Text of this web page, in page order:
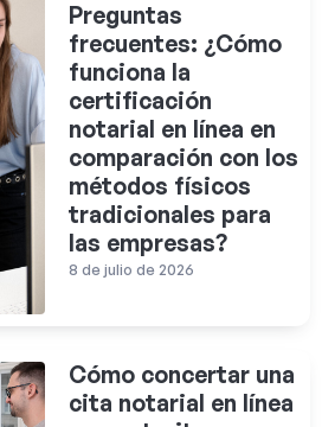
Preguntas
frecuentes: ¿Cómo
funciona la
certificación
notarial en línea en
comparación con los
métodos físicos
tradicionales para
las empresas?
8 de julio de 2026
Cómo concertar una
cita notarial en línea